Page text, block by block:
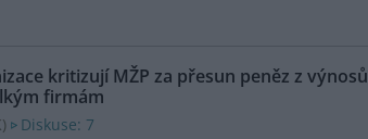
kritizují MŽP za přesun peněz z výnosů
firmám
) Diskuse: 7